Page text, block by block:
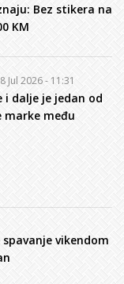
Bez stikera na
KM
Jul 2026 - 11:31
i dalje je jedan od
marke među
vikendom